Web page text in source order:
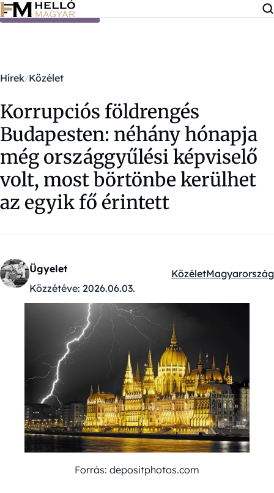
Ugrás a tartalomra
Hírek Közélet
Korrupciós földrengés
Budapesten: néhány hónapja
még országgyűlési képviselő
volt, most börtönbe kerülhet
az egyik fő érintett
Ügyelet
Közzétéve: 2026.06.03.
Kategóriák:
KözéletMagyarország
Forrás: depositphotos.com